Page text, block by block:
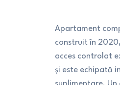
Apartament
construit în
acces controlat
și este echipată